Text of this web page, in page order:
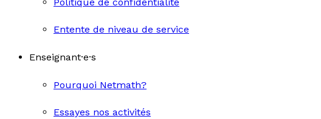
Entente de niveau de service
Enseignant·e·s
Pourquoi Netmath?
Essayes nos activités